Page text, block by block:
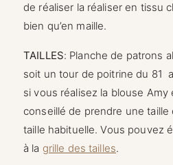
de réaliser la réaliser en tissu
bien qu’en maille.
TAILLES: Planche de patrons
soit un tour de poitrine du 81
si vous réalisez la blouse Amy
conseillé de prendre une
taille habituelle. Vous pouvez
à la grille des tailles.